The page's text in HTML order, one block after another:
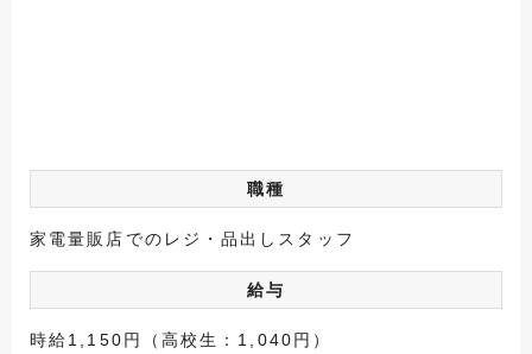
職種
家電量販店でのレジ・品出しスタッフ
給与
時給1,150円（高校生：1,040円）